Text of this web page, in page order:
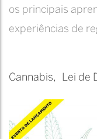
os principais
experiências de
Cannabis Lei de